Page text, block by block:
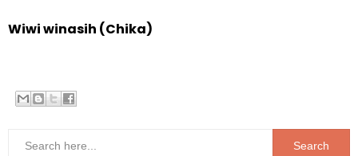
Wiwi winasih (Chika)